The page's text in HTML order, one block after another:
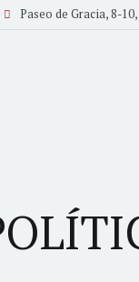
Paseo de Gracia, 8-